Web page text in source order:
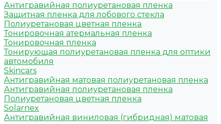
Антигравийная полиуретановая пленка
Защитная пленка для лобового стекла
Полиуретановая цветная пленка
Тонировочная атермальная пленка
Тонировочная пленка
Тонирующая полиуретановая пленка для оптики
автомобиля
Skincars
Антигравийная матовая полиуретановая пленка
Антигравийная полиуретановая пленка
Полиуретановая цветная пленка
Solarnex
Антигравийная виниловая (гибридная) матовая